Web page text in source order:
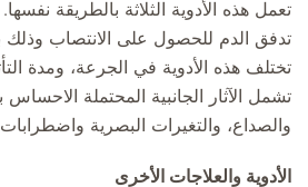
تعمل هذه الأدوية الثلاثة بالطريقة
تدفق الدم للحصول على الانتصاب وذلك
تختلف هذه الأدوية في الجرعة، ومدة
تشمل الآثار الجانبية المحتملة الاحساس
والصداع، والتغيرات البصرية
الأدوية والعلاجات الأخرى